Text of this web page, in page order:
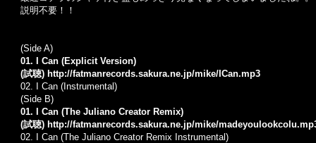
説明不要！！
(Side A)
01. I Can (Explicit Version)
(試聴) http://fatmanrecords.sakura.ne.jp/mike/ICan.mp3
02. I Can (Instrumental)
(Side B)
01. I Can (The Juliano Creator Remix)
(試聴) http://fatmanrecords.sakura.ne.jp/mike/
02. I Can (The Juliano Creator Remix Instrumental)